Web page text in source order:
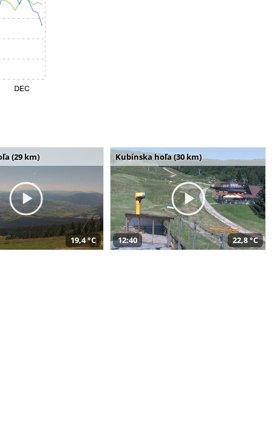
(29 km)
19,4 °C
Kubínska hoľa (30 km)
12:40 22,8 °C